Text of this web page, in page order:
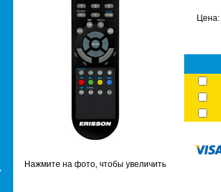
Нажмите на фото, чтобы увеличить
Цена: